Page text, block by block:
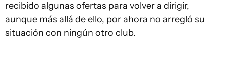
recibido algunas ofertas para volver a dirigir,
aunque más allá de ello, por ahora no arregló su
situación con ningún otro club.